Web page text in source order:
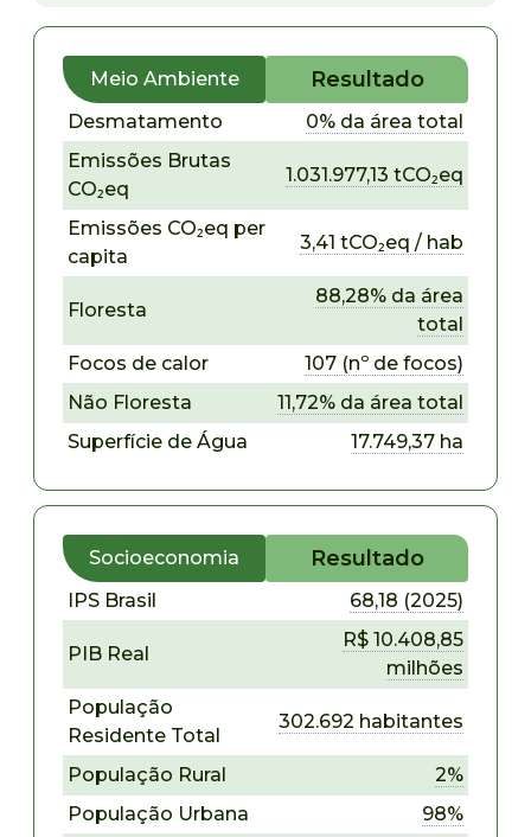
Meio Ambiente Resultado
Desmatamento
0% da área total
Emissões Brutas
CO₂eq
1.031.977,13 tCO₂eq
Emissões CO₂eq per
capita
3,41 tCO₂eq / hab
Floresta
88,28% da área
total
Focos de calor
107 (nº de focos)
Não Floresta
11,72% da área total
Superfície de Água
17.749,37 ha
Socioeconomia Resultado
IPS Brasil 68,18 (2025)
PIB Real
R$ 10.408,85
milhões
População
Residente Total
302.692 habitantes
População Rural
2%
População Urbana
98%